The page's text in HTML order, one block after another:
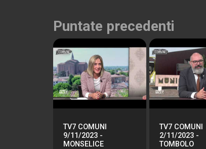
Puntate precedenti
TV7 COMUNI
9/11/2023 -
MONSELICE
TV7 COMUNI
2/11/2023 -
TOMBOLO